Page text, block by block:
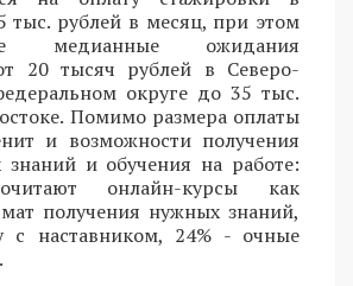
тыс. рублей в месяц, при этом
медианные ожидания
20 тысяч рублей в Северо-
округе до 35 тыс.
Помимо размера оплаты
и возможности получения
знаний и обучения на работе:
онлайн-курсы как
получения нужных знаний,
с наставником, 24% - очные